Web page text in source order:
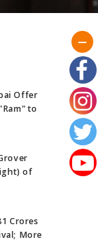
Offer
to
of
Crores
More